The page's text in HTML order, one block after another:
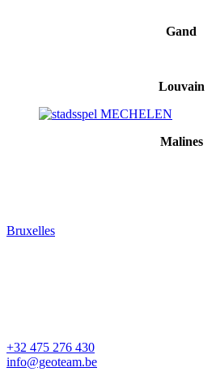
Gand
Louvain
Malines
Bruxelles
+32 475 276 430
info@geoteam.be